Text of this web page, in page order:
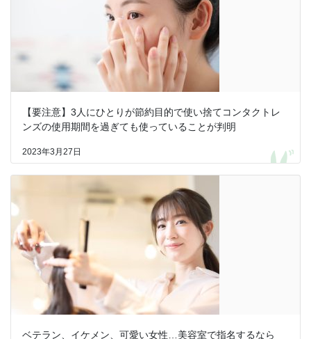
【要注意】3人にひとりが節約目的で使い捨てコンタクトレ
ンズの使用期間を過ぎても使っていることが判明
2023年3月27日
ベテラン、イケメン、可愛い女性…美容室で指名するなら